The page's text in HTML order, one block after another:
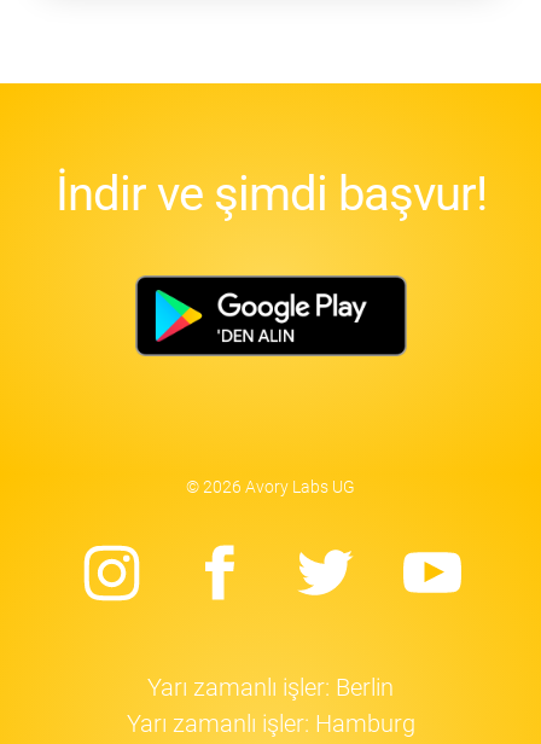
İndir ve şimdi başvur!
© 2026 Avory Labs UG
Instagram
Facebook
Twitter
Yarı zamanlı işler: Berlin
Yarı zamanlı işler: Hamburg